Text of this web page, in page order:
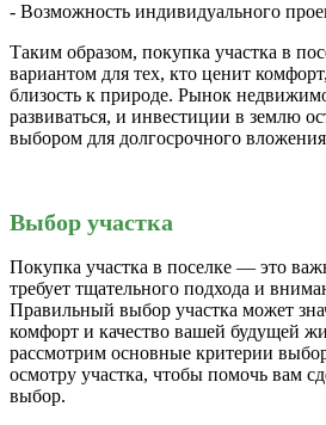
- Возможность индивидуального
Таким образом, покупка участка в
вариантом для тех, кто ценит
близость к природе. Рынок
развиваться, и инвестиции в землю
выбором для долгосрочного вложения
Выбор участка
Покупка участка в поселке — это
требует тщательного подхода и
Правильный выбор участка может
комфорт и качество вашей будущей
рассмотрим основные критерии
осмотру участка, чтобы помочь вам
выбор.